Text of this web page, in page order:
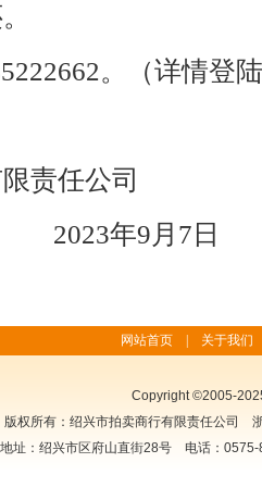
。（详情登
责任公司
9月7日
网站首页 关于我们
Copyright ©2005-
版权所有：绍兴市拍卖商行有限责任公司
地址：绍兴市区府山直街28号 电话：